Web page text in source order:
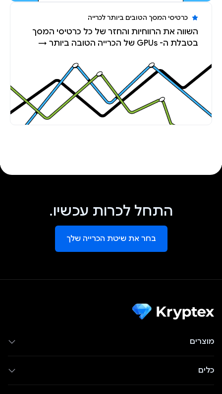
כרטיסי המסך הטובים ביותר לכרייה
השווה את הרווחיות והחזר של כל כרטיסי המסך
בטבלת ה- GPUs של הכרייה הטובה ביותר →
התחל לכרות עכשיו.
בחר את שיטת הכרייה שלך
מוצרים
כלים